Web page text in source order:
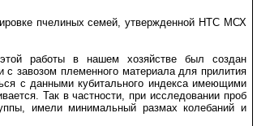
пчелиных семей, утвержденной НТС МСХ
работы в нашем хозяйстве был создан
завозом племенного материала для прилития
с данными кубитального индекса имеющими
Так в частности, при исследовании проб
имели минимальный размах колебаний и